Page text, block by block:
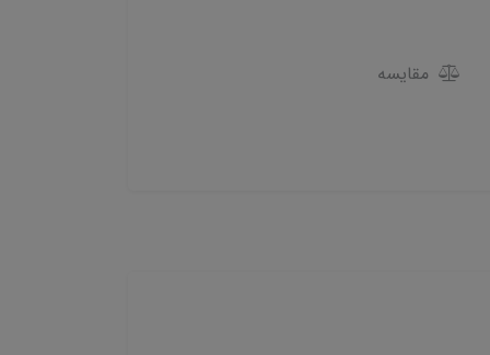
مقایسه